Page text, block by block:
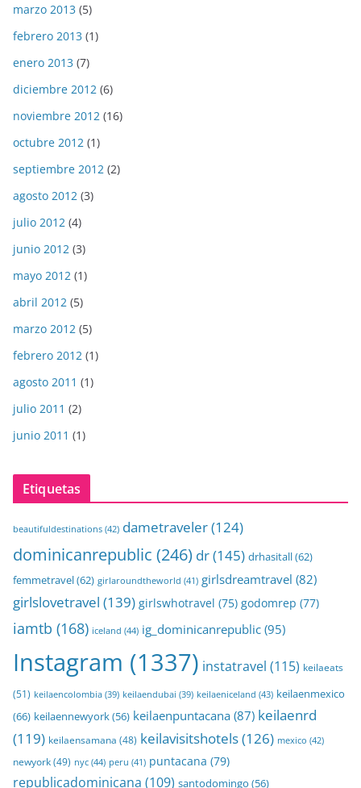
marzo 2013 (5)
febrero 2013 (1)
enero 2013 (7)
diciembre 2012 (6)
noviembre 2012 (16)
octubre 2012 (1)
septiembre 2012 (2)
agosto 2012 (3)
julio 2012 (4)
junio 2012 (3)
mayo 2012 (1)
abril 2012 (5)
marzo 2012 (5)
febrero 2012 (1)
agosto 2011 (1)
julio 2011 (2)
junio 2011 (1)
Etiquetas
beautifuldestinations (42) dametraveler(124)
dominicanrepublic (246) dr(145) drhasitall(62)
femmetravel(62) girlaroundtheworld (41) girlsdreamtravel (82)
girlslovetravel (139) girlswhotravel (75) godomrep (77)
iamtb (168) iceland (44) ig_dominicanrepublic (95)
Instagram (1337) instatravel (115) keilaeats
(51) keilaencolombia (39) keilaendubai (39) keilaeniceland (43) keilaenmexico
(66) keilaennewyork(56) keilaenpuntacana (87) keilaenrd
(119) keilaensamana (48) keilavisitshotels(126) mexico (42)
newyork(49) nyc (44) peru (41) puntacana (79)
republicadominicana (109) santodomingo (56)